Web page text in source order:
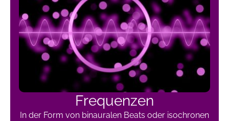
Frequenzen
In der Form von binauralen Beats oder isochronen